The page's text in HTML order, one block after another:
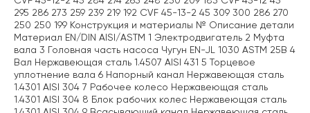
295 286 273 259 239 219 192 CVF 45-13-2 45 309 300 286 270
250 250 199 Конструкция и материалы № Описание детали
Материал EN/DIN AISI/ASTM 1 Электродвигатель 2 Муфта
вала 3 Головная часть насоса Чугун EN-JL 1030 ASTM 25B 4
Вал Нержавеющая сталь 1.4507 AISI 431 5 Торцевое
уплотнение вала 6 Напорный канал Нержавеющая сталь
1.4301 AISI 304 7 Рабочее колесо Нержавеющая сталь
1.4301 AISI 304 8 Блок рабочих колес Нержавеющая сталь